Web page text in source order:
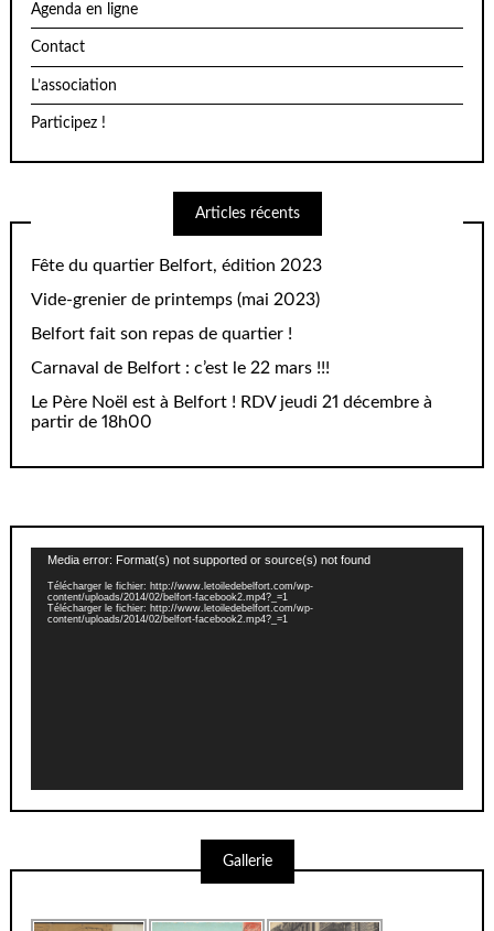
Agenda en ligne
Contact
L’association
Participez !
Articles récents
Fête du quartier Belfort, édition 2023
Vide-grenier de printemps (mai 2023)
Belfort fait son repas de quartier !
Carnaval de Belfort : c’est le 22 mars !!!
Le Père Noël est à Belfort ! RDV jeudi 21 décembre à
partir de 18h00
Lecteur
Media error: Format(s) not supported or source(s) not found
Télécharger le fichier: http://www.letoiledebelfort.com/wp-
content/uploads/2014/02/belfort-facebook2.mp4?_=1
Télécharger le fichier: http://www.letoiledebelfort.com/wp-
content/uploads/2014/02/belfort-facebook2.mp4?_=1
Gallerie